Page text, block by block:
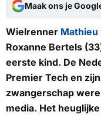
Maak ons je
Wielrenner Mathieu
Roxanne Bertels
eerste kind. De
Premier Tech en
zwangerschap
media. Het